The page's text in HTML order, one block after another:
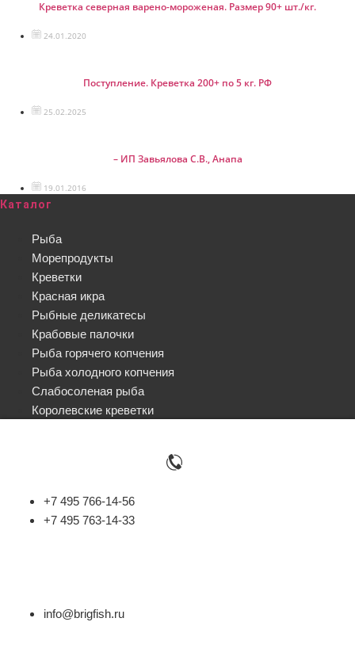
Креветка северная варено-мороженая. Размер 90+ шт./кг.
24.01.2020
Поступление. Креветка 200+ по 5 кг. РФ
25.02.2025
– ИП Завьялова С.В., Анапа
19.01.2016
Каталог
Рыба
Морепродукты
Креветки
Красная икра
Рыбные деликатесы
Крабовые палочки
Рыба горячего копчения
Рыба холодного копчения
Слабосоленая рыба
Королевские креветки
+7 495 766-14-56
+7 495 763-14-33
info@brigfish.ru